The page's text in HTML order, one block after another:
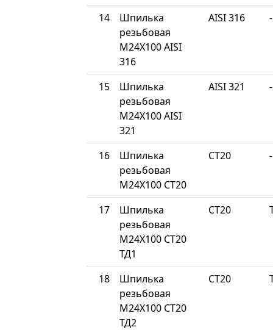
14
Шпилька
резьбовая
М24Х100 AISI
316
AISI 316 -
15
Шпилька
резьбовая
М24Х100 AISI
321
AISI 321 -
16
Шпилька
резьбовая
М24Х100 СТ20
СТ20 -
17
Шпилька
резьбовая
М24Х100 СТ20
ТД1
СТ20
18
Шпилька
резьбовая
М24Х100 СТ20
ТД2
СТ20